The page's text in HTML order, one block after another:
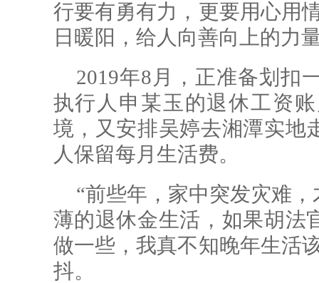
行要有勇有力，更要用心用
日暖阳，给人向善向上的力
2019年8月，正准备划扣
执行人申某玉的退休工资
境，又安排吴婷去湘潭实地
人保留每月生活费。
“前些年，家中突发灾难
薄的退休金生活，如果胡法
做一些，我真不知晚年生活
抖。